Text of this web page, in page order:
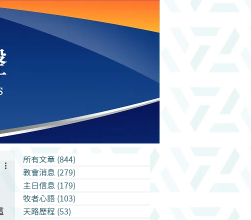
所有文章 (844)
教會消息 (279)
主日信息 (179)
牧者心語 (103)
天路歷程 (53)